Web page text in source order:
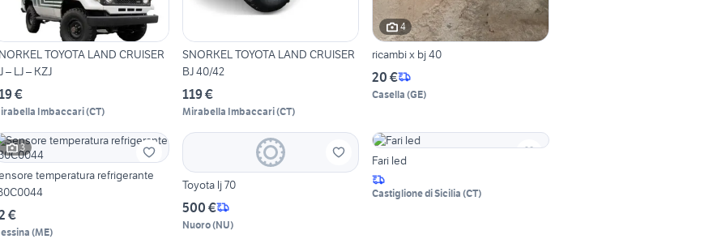
TOYOTA LAND CRUISER
– LJ – KZJ
€
Imbaccari(CT)
SNORKEL TOYOTA LAND CRUISER
BJ 40/42
119 €
Mirabella Imbaccari(CT)
4
ricambi x bj 40
20 €
Casella (GE)
3
temperatura refrigerante
€
(ME)
Toyota lj 70
500 €
Nuoro(NU)
Fari led
Castiglione di Sicilia (CT)